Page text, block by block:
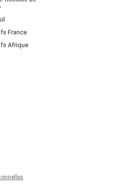
France
Afrique